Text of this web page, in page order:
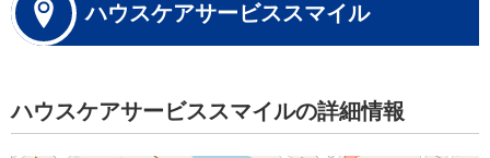
ハウスケアサービススマイル
ハウスケアサービススマイルの詳細情報